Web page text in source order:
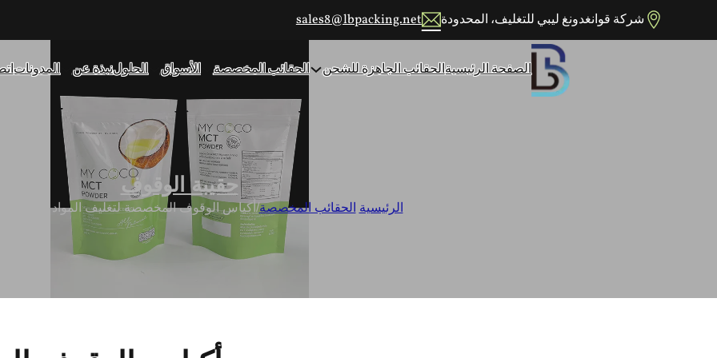
شركة قوانغدونغ ليبي للتغليف، المحدودة sales8@lbpacking.net
الصفحة الرئيسيةالحقائب الجاهزة للشحن الحقائب المخصصة الأسواق الحلولنبذة عن المدونات
حقيبة الوقوف الرئيسية الحقائب المخصصة/أكياس الوقوف المخصصة لتغليف المواد الغذائية